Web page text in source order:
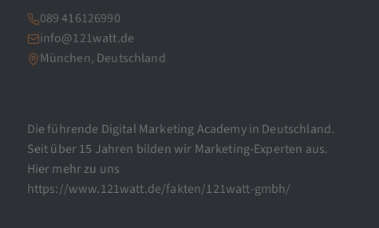
089 416126990
info@121watt.de
München, Deutschland
Die führende Digital Marketing Academy in Deutschland.
Seit über 15 Jahren bilden wir Marketing-Experten aus.
Hier mehr zu uns
https://www.121watt.de/fakten/121watt-gmbh/